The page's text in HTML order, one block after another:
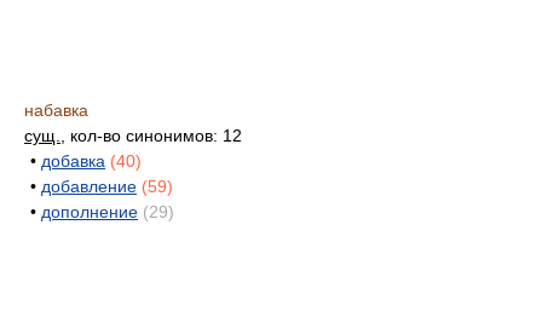
набавка
сущ.
, кол-во синонимов: 12
• добавка (40)
• добавление (59)
• дополнение (29)